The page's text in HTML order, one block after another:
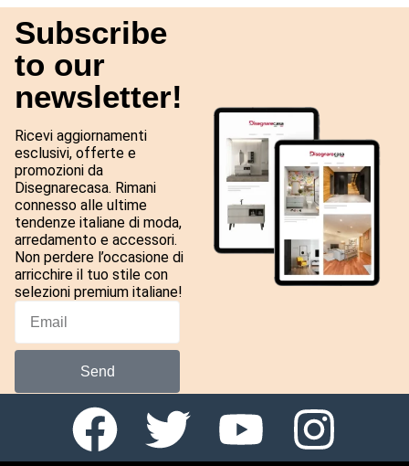
Subscribe
to our
newsletter!
Ricevi aggiornamenti
esclusivi, offerte e
promozioni da
Disegnarecasa. Rimani
connesso alle ultime
tendenze italiane di moda,
arredamento e accessori.
Non perdere l’occasione di
arricchire il tuo stile con
selezioni premium italiane!
Send